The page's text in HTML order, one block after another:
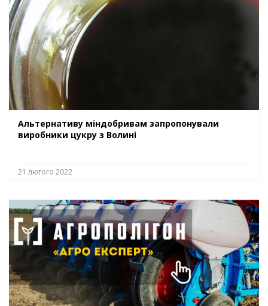
Альтернативу міндобривам запропонували
виробники цукру з Волині
21 лютого 2022